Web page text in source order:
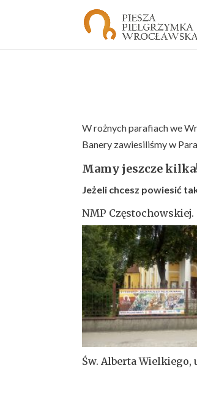
W rożnych parafiach we
Banery zawiesiliśmy w
Mamy jeszcze
Jeżeli chcesz powiesić
NMP Częstochowskiej.
Św. Alberta Wielkiego,